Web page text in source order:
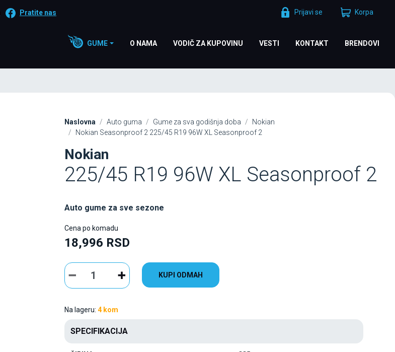
Pratite nas Prijavi se Korpa
GUME O NAMA VODIČ ZA KUPOVINU VESTI KONTAKT BRENDOVI
Naslovna Auto guma Gume za sva godišnja doba
Nokian
Nokian Seasonproof 2 225/45 R19 96W XL Seasonproof 2
Nokian
225/45 R19 96W XL Seasonproof 2
Auto gume za sve sezone
Cena po komadu
18,996 RSD
KUPI ODMAH
Na lageru: 4 kom
SPECIFIKACIJA